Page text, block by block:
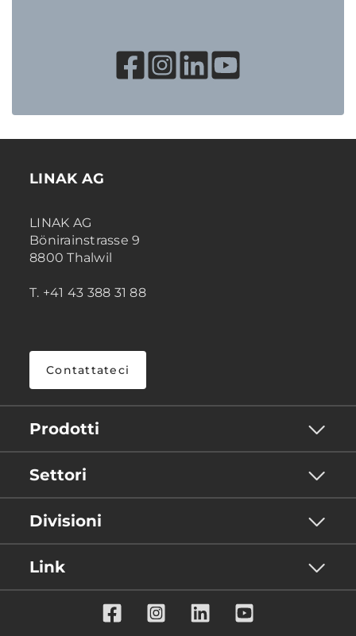
LINAK AG
LINAK AG
Bönirainstrasse 9
8800 Thalwil
T. +41 43 388 31 88
Contattateci
Prodotti
Settori
Divisioni
Link